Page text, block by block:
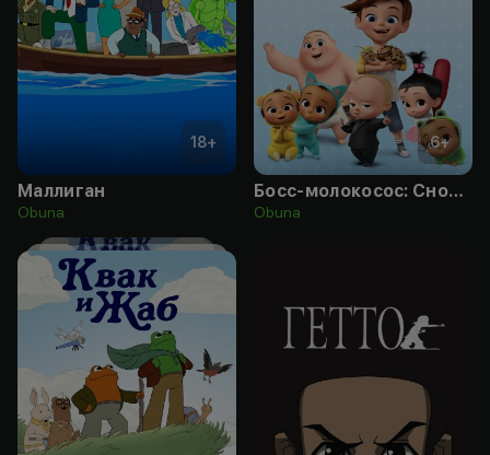
18+
Маллиган
Obuna
6+
Босс-молокосос: Снова в деле
Obuna